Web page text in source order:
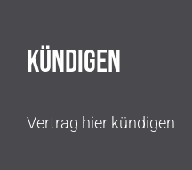
KÜNDIGEN
Vertrag hier kündigen